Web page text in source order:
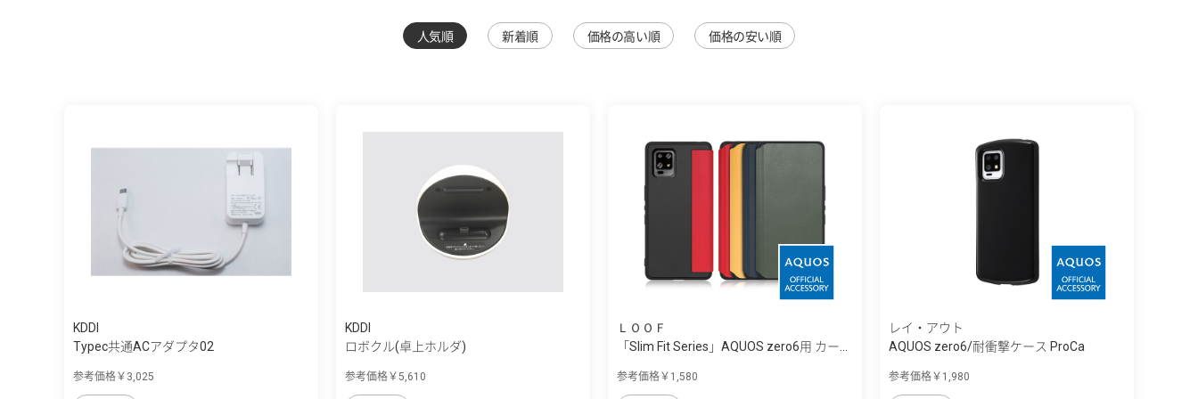
人気順 新着順 価格の高い順 価格の安い順
KDDI
Typec共通ACアダプタ02
参考価格￥3,025
KDDI
ロボクル(卓上ホルダ)
参考価格￥5,610
ＬＯＯＦ
「Slim Fit Series」AQUOS zero6用 カー...
参考価格￥1,580
レイ・アウト
AQUOS zero6/耐衝撃ケース ProCa
参考価格￥1,980